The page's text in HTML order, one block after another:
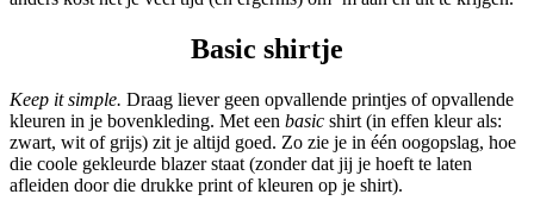
Basic shirtje
Keep it simple. Draag liever geen opvallende printjes of opvallende
kleuren in je bovenkleding. Met een basic shirt (in effen kleur als:
zwart, wit of grijs) zit je altijd goed. Zo zie je in één oogopslag, hoe
die coole gekleurde blazer staat (zonder dat jij je hoeft te laten
afleiden door die drukke print of kleuren op je shirt).